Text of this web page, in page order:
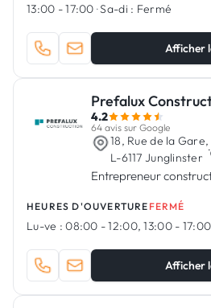
13:00 - 17:00 ·Sa-di : Fermé
Afficher
Prefalux
4.2
64 avis sur Google
18, Rue de la Gare,
L-6117 Junglinster
·
Entrepreneur
HEURES D'OUVERTURE FERMÉ
Lu-ve : 08:00 - 12:00, 13:00 -
Afficher